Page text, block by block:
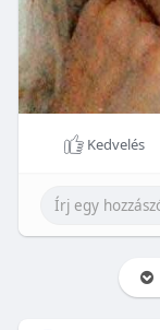
Kedvelés